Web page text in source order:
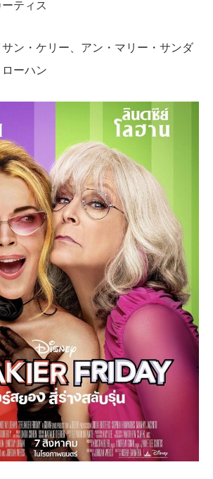
ティス
ン・ケリー、アン・マリー・サンダ
ーハン